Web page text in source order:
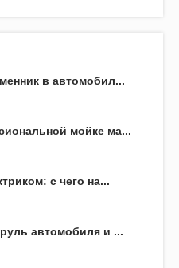
в автомобил...
мойке ма...
с чего на...
автомобиля и ...